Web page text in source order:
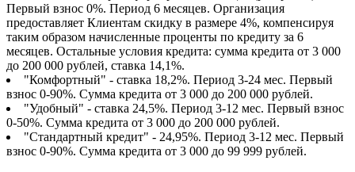
Первый взнос 0%. Период 6 месяцев. Организация
предоставляет Клиентам скидку в размере 4%, компенсируя
таким образом начисленные проценты по кредиту за 6
месяцев. Остальные условия кредита: сумма кредита от 3 000
до 200 000 рублей, ставка 14,1%.
"Комфортный" - ставка 18,2%. Период 3-24 мес. Первый
взнос 0-90%. Сумма кредита от 3 000 до 200 000 рублей.
"Удобный" - ставка 24,5%. Период 3-12 мес. Первый взнос
0-50%. Сумма кредита от 3 000 до 200 000 рублей.
"Стандартный кредит" - 24,95%. Период 3-12 мес. Первый
взнос 0-90%. Сумма кредита от 3 000 до 99 999 рублей.